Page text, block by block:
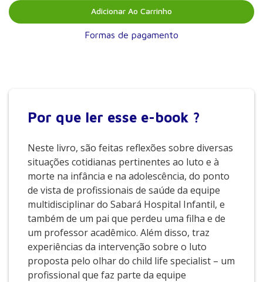
Adicionar Ao Carrinho
Formas de pagamento
Por que ler esse e-book ?
Neste livro, são feitas reflexões sobre diversas
situações cotidianas pertinentes ao luto e à
morte na infância e na adolescência, do ponto
de vista de profissionais de saúde da equipe
multidisciplinar do Sabará Hospital Infantil, e
também de um pai que perdeu uma filha e de
um professor acadêmico. Além disso, traz
experiências da intervenção sobre o luto
proposta pelo olhar do child life specialist – um
profissional que faz parte da equipe